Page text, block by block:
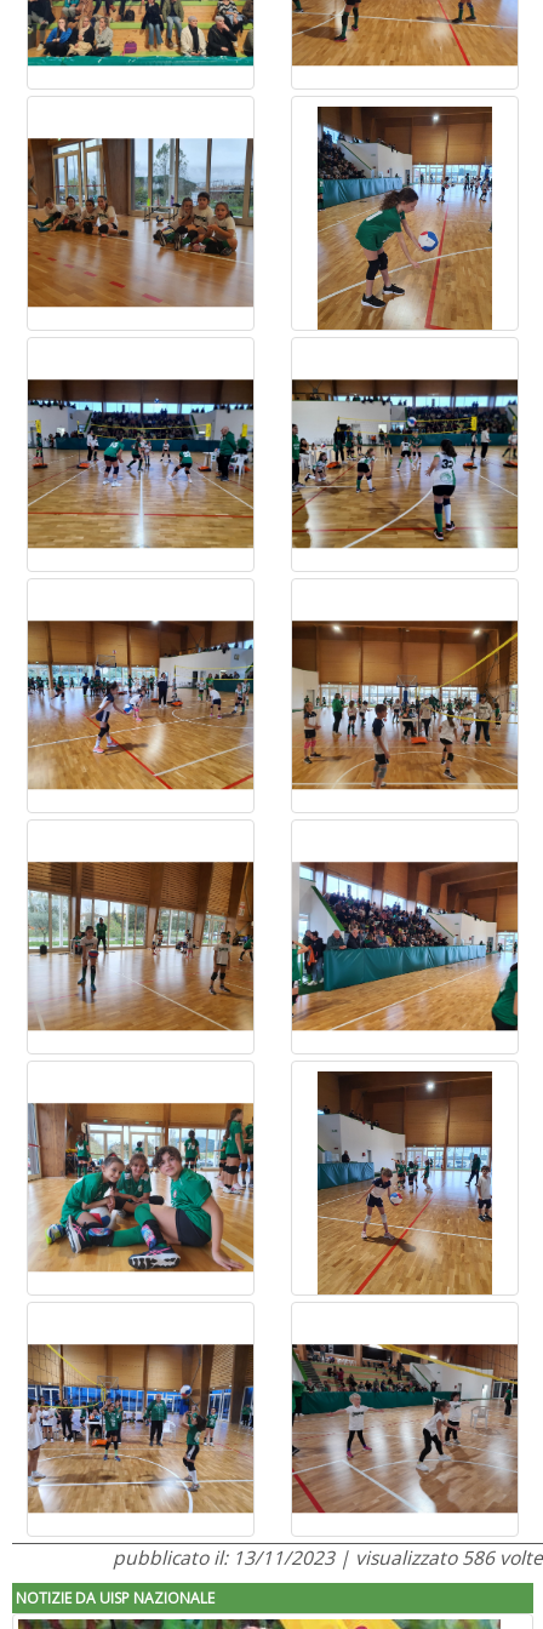
pubblicato il: 13/11/2023 | visualizzato 586 volte
NOTIZIE DA UISP NAZIONALE